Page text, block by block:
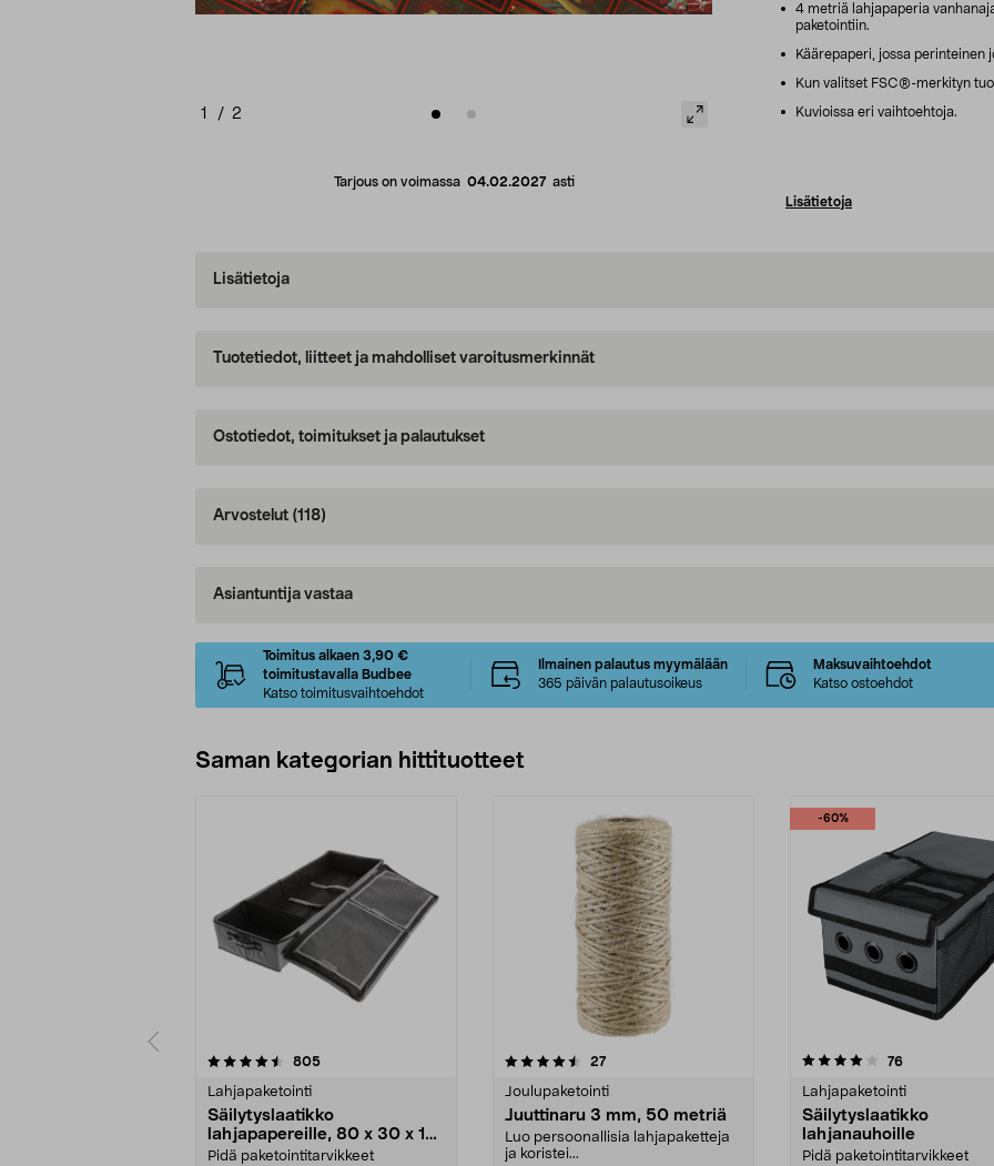
1 / 2
Tarjous on voimassa 04.02.2027asti
4 metriä lahjapaperia
paketointiin.
Käärepaperi, jossa perinteinen
Kun valitset FSC®-merkityn
Kuvioissa eri vaihtoehtoja.
Lisätietoja
Lisätietoja
Tuotetiedot, liitteet ja mahdolliset varoitusmerkinnät
Ostotiedot, toimitukset ja palautukset
Arvostelut (118)
Asiantuntija vastaa
Toimitus alkaen 3,90 €
toimitustavalla Budbee
Katso toimitusvaihtoehdot
Ilmainen palautus myymälään
365 päivän palautusoikeus
Maksuvaihtoehdot
Katso ostoehdot
Saman kategorian hittituotteet
805arvostelut
Lahjapaketointi
Säilytyslaatikko
lahjapapereille, 80 x 30 x 12
cm
Pidä paketointitarvikkeet
4.5 viidestä
27arvostelut
Joulupaketointi
Juuttinaru 3 mm, 50 metriä
Luo persoonallisia lahjapaketteja
ja koristei...
-60%
4.0 viidestä
76arvostelut
Lahjapaketointi
Säilytyslaatikko
lahjanauhoille
Pidä paketointitarvikkeet
4.5 viidestä